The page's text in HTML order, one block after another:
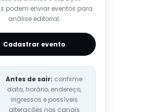
podem enviar eventos para
análise editorial.
Cadastrar evento
Antes de sair: confirme
data, horário, endereço,
ingressos e possíveis
alterações nos canais